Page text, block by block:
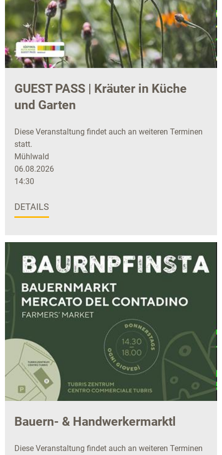
GUEST PASS | Kräuter in Küche
und Garten
Diese Veranstaltung findet auch an weiteren Terminen
statt.
Mühlwald
06.08.2026
14:30
DETAILS
Bauern- & Handwerkermarktl
Diese Veranstaltung findet auch an weiteren Terminen